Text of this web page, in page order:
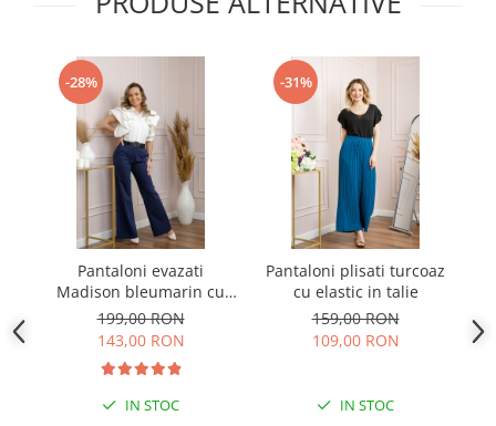
-28%
Pantaloni evazati
Madison bleumarin cu
talie inalta
199,00 RON
143,00 RON
IN STOC
-31%
Pantaloni plisati turcoaz
cu elastic in talie
159,00 RON
109,00 RON
IN STOC